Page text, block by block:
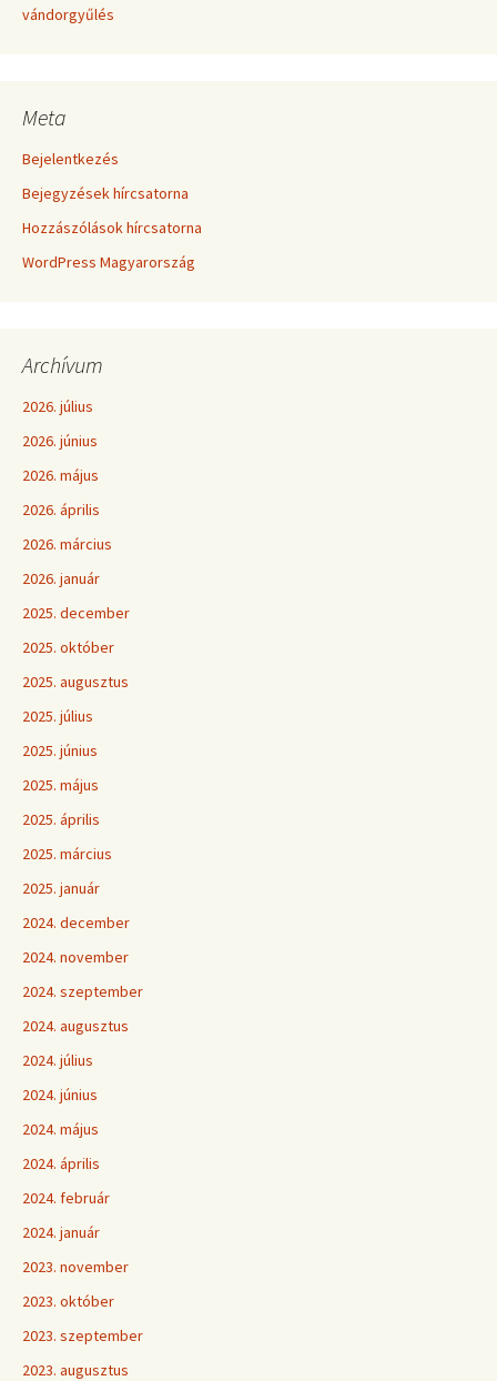
vándorgyűlés
Meta
Bejelentkezés
Bejegyzések hírcsatorna
Hozzászólások hírcsatorna
WordPress Magyarország
Archívum
2026. július
2026. június
2026. május
2026. április
2026. március
2026. január
2025. december
2025. október
2025. augusztus
2025. július
2025. június
2025. május
2025. április
2025. március
2025. január
2024. december
2024. november
2024. szeptember
2024. augusztus
2024. július
2024. június
2024. május
2024. április
2024. február
2024. január
2023. november
2023. október
2023. szeptember
2023. augusztus